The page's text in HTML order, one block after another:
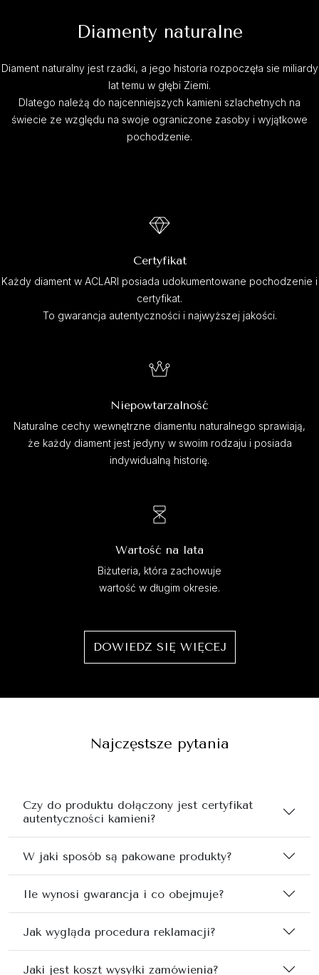
Diamenty naturalne
Diament naturalny jest rzadki, a jego historia rozpoczęła sie miliardy
lat temu w głębi Ziemi.
Dlatego należą do najcenniejszych kamieni szlachetnych na
świecie ze względu na swoje ograniczone zasoby i wyjątkowe
pochodzenie.
Certyfikat
Każdy diament w ACLARI posiada udokumentowane pochodzenie i
certyfikat.
To gwarancja autentyczności i najwyższej jakości.
Niepowtarzalność
Naturalne cechy wewnętrzne diamentu naturalnego sprawiają,
że każdy diament jest jedyny w swoim rodzaju i posiada
indywidualną historię.
Wartość na lata
Biżuteria, która zachowuje
wartość w długim okresie.
DOWIEDZ SIĘ WIĘCEJ
Najczęstsze pytania
Czy do produktu dołączony jest certyfikat
autentyczności kamieni?
W jaki sposób są pakowane produkty?
Ile wynosi gwarancja i co obejmuje?
Jak wygląda procedura reklamacji?
Jaki jest koszt wysyłki zamówienia?